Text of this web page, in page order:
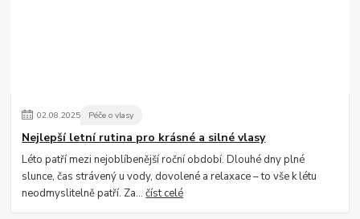
02.08.2025 Péče o vlasy
Nejlepší letní rutina pro krásné a silné vlasy
Léto patří mezi nejoblíbenější roční období. Dlouhé dny plné
slunce, čas strávený u vody, dovolené a relaxace – to vše k létu
neodmyslitelně patří. Za...číst celé